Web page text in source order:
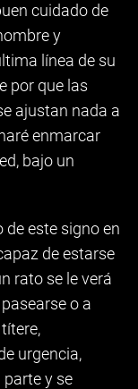
cuidado de
y
línea de su
por que las
ajustan nada a
enmarcar
bajo un
este signo en
de estarse
rato se le verá
o a
urgencia,
y se